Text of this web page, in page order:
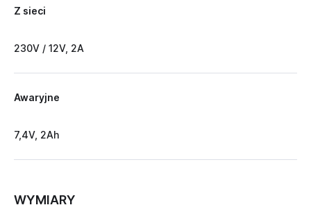
Z sieci
230V / 12V, 2A
Awaryjne
7,4V, 2Ah
WYMIARY